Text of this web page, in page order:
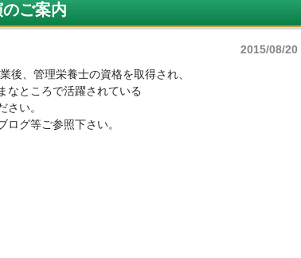
ご案内
2015/08/20
後、管理栄養士の資格を取得され、
なところで活躍されている
い。
グ等ご参照下さい。